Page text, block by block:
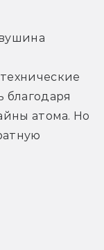
благодаря
атома. Но